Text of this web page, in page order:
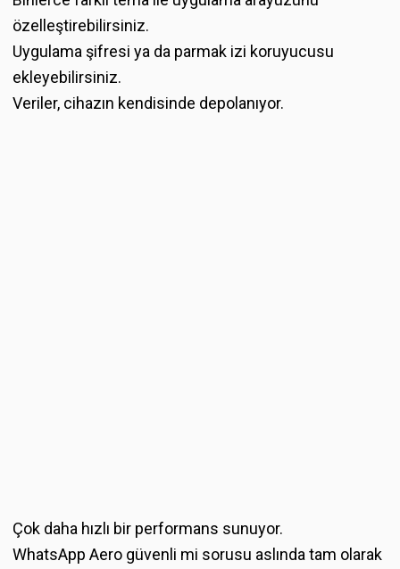
özelleştirebilirsiniz.
Uygulama şifresi ya da parmak izi koruyucusu
ekleyebilirsiniz.
Veriler, cihazın kendisinde depolanıyor.
Çok daha hızlı bir performans sunuyor.
WhatsApp Aero güvenli mi sorusu aslında tam olarak